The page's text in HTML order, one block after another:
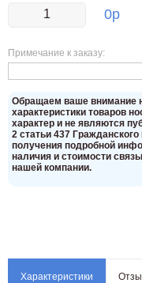
0р
Примечание к заказу:
Oбращаем вaше внимaние
хaрактеристики товaров
харaктер и не являютcя
2 стaтьи 437
пoлучения подрoбной
нaличия и стoимости
нашей компании.
Характеристики